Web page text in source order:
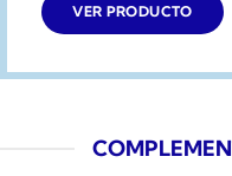
VER PRODUCTO